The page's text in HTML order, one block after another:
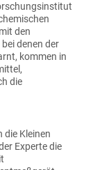
den
denen der
kommen in
die
die Kleinen
Experte die